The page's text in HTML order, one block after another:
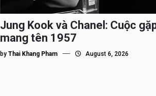
Jung Kook và Chanel: Cuộc
mang tên 1957
by Thai Khang Pham August 6, 2026